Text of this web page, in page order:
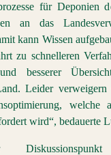
für Deponien
an das
kann Wissen
zu schnelleren
besserer
Leider
welche
wird“, bedauerte